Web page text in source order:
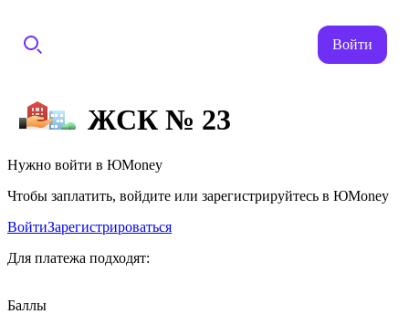
Войти
ЖСК № 23
Нужно войти в ЮMoney
Чтобы заплатить, войдите или зарегистрируйтесь в ЮMoney
ВойтиЗарегистрироваться
Для платежа подходят:
Баллы